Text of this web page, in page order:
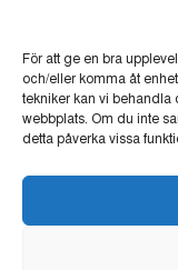
För att ge en bra
och/eller komma åt
tekniker kan vi behandla
webbplats. Om du inte
detta påverka vissa
Integritetspolicy